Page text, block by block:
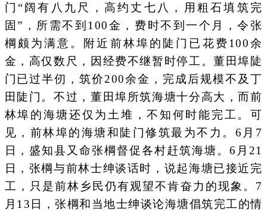
门“阔有八九尺，高约丈七八，用粗石填筑完
固”，所需不到100金，费时不到一个月，令张
棡颇为满意。附近前林埠的陡门已花费100余
金，高仅数尺，因经费不继暂时停工。董田埠陡
门已过半仞，筑价200余金，完成后规模不及丁
田陡门。不过，董田埠所筑海塘十分高大，而前
林埠的海塘还仅为土堆，不知何时能完工。可
见，前林埠的海塘和陡门修筑最为不力。6月7
日，盛知县又命张棡督促各村赶筑海塘。6月21
日，张棡与前林士绅谈话时，说起海塘已接近完
工，只是前林乡民仍有观望不肯奋力的现象。7
月13日，张棡和当地士绅谈论海塘倡筑完工的情